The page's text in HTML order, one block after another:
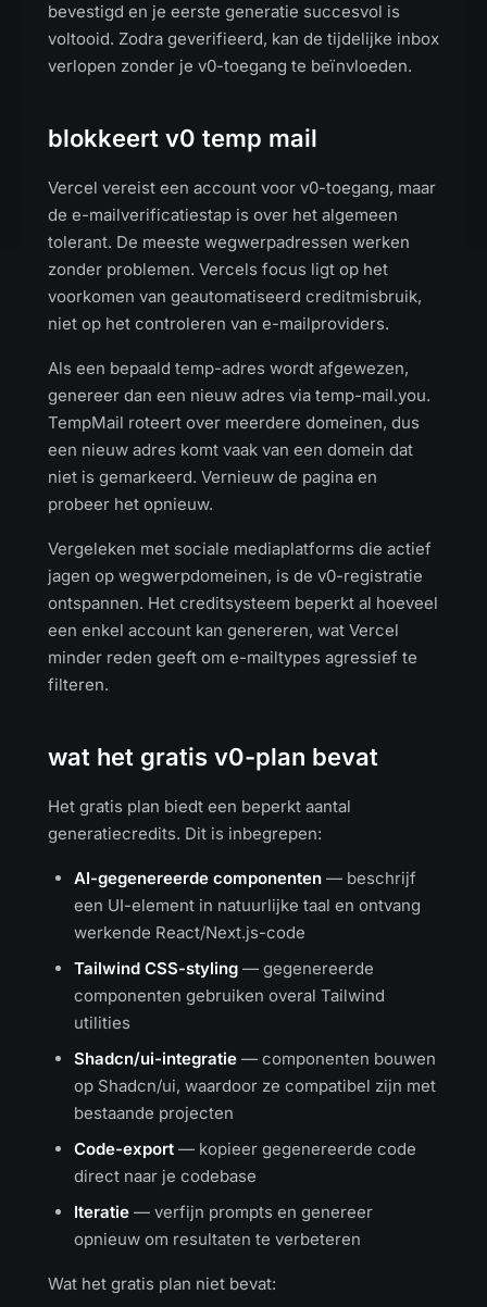
bevestigd en je eerste generatie succesvol is
voltooid. Zodra geverifieerd, kan de tijdelijke inbox
verlopen zonder je v0-toegang te beïnvloeden.
blokkeert v0 temp mail
Vercel vereist een account voor v0-toegang, maar
de e-mailverificatiestap is over het algemeen
tolerant. De meeste wegwerpadressen werken
zonder problemen. Vercels focus ligt op het
voorkomen van geautomatiseerd creditmisbruik,
niet op het controleren van e-mailproviders.
Als een bepaald temp-adres wordt afgewezen,
genereer dan een nieuw adres via temp-mail.you.
TempMail roteert over meerdere domeinen, dus
een nieuw adres komt vaak van een domein dat
niet is gemarkeerd. Vernieuw de pagina en
probeer het opnieuw.
Vergeleken met sociale mediaplatforms die actief
jagen op wegwerpdomeinen, is de v0-registratie
ontspannen. Het creditsysteem beperkt al hoeveel
een enkel account kan genereren, wat Vercel
minder reden geeft om e-mailtypes agressief te
filteren.
wat het gratis v0-plan bevat
Het gratis plan biedt een beperkt aantal
generatiecredits. Dit is inbegrepen:
AI-gegenereerde componenten — beschrijf
een UI-element in natuurlijke taal en ontvang
werkende React/Next.js-code
Tailwind CSS-styling — gegenereerde
componenten gebruiken overal Tailwind
utilities
Shadcn/ui-integratie — componenten bouwen
op Shadcn/ui, waardoor ze compatibel zijn met
bestaande projecten
Code-export — kopieer gegenereerde code
direct naar je codebase
Iteratie — verfijn prompts en genereer
opnieuw om resultaten te verbeteren
Wat het gratis plan niet bevat: